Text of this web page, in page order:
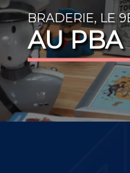
BRADERIE, LE
AU PBA